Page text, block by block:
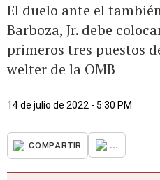
El duelo ante el
Barboza, Jr. debe
primeros tres puestos
welter de la OMB
14 de julio de 2022 - 5:30 PM
COMPARTIR ...